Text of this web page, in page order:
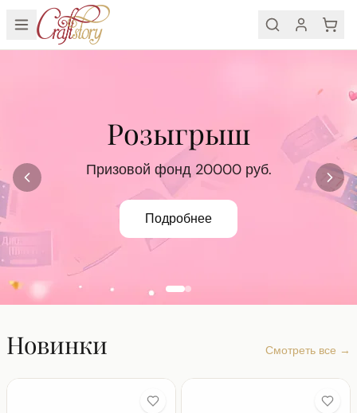
Розыгрыш
Призовой фонд 20000 руб.
Подробнее
Бонусная программа
Получайте баллы за каждую покупку
Подробнее
Новинки Смотреть все →